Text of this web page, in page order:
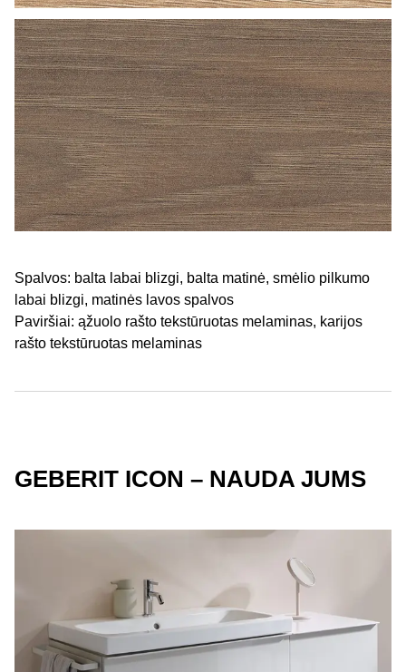
Spalvos: balta labai blizgi, balta matinė, smėlio pilkumo
labai blizgi, matinės lavos spalvos
Paviršiai: ąžuolo rašto tekstūruotas melaminas, karijos
rašto tekstūruotas melaminas
GEBERIT ICON – NAUDA JUMS